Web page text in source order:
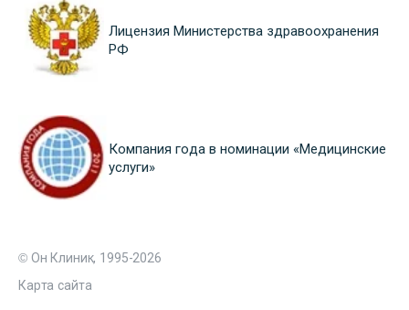
Лицензия Министерства здравоохранения
РФ
Компания года в номинации «Медицинские
услуги»
© Он Клиник, 1995-2026
Карта сайта